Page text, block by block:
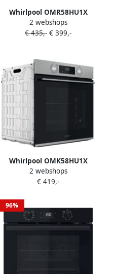
Whirlpool OMR58HU1X
Inbouwoven Zwart 71 l
Roestvrijstaal Zelfreinigend
2 webshops
€ 435,- € 399,-
Whirlpool OMK58HU1X
Inbouw oven Grijs
2 webshops
€ 419,-
96%